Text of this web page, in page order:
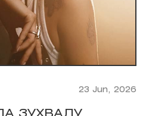
23 Jun, 2026